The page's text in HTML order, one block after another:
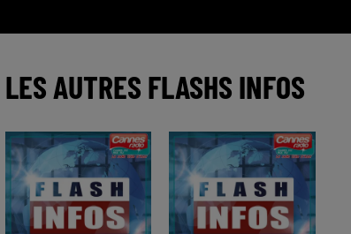
LES AUTRES FLASHS INFOS